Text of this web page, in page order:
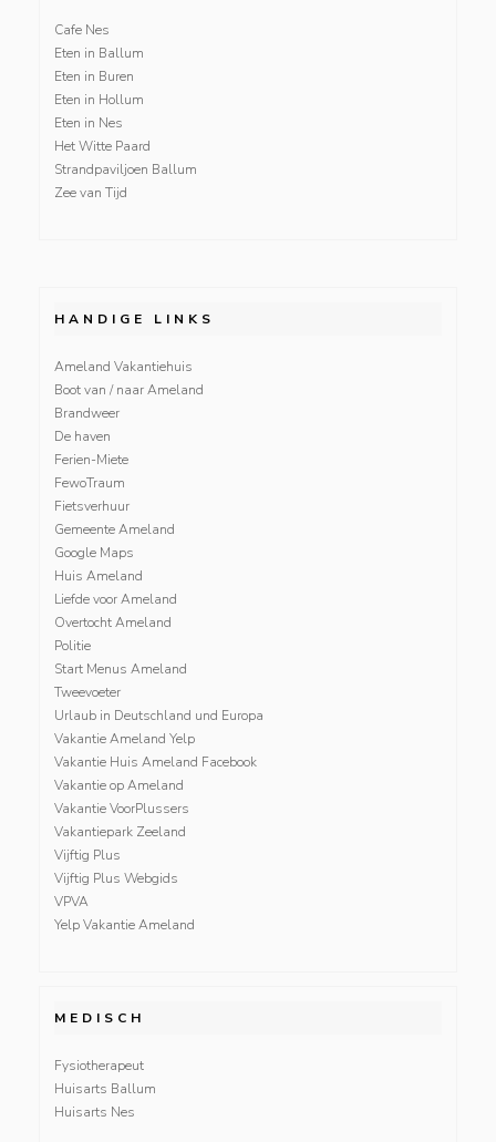
Cafe Nes
Eten in Ballum
Eten in Buren
Eten in Hollum
Eten in Nes
Het Witte Paard
Strandpaviljoen Ballum
Zee van Tijd
HANDIGE LINKS
Ameland Vakantiehuis
Boot van / naar Ameland
Brandweer
De haven
Ferien-Miete
FewoTraum
Fietsverhuur
Gemeente Ameland
Google Maps
Huis Ameland
Liefde voor Ameland
Overtocht Ameland
Politie
Start Menus Ameland
Tweevoeter
Urlaub in Deutschland und Europa
Vakantie Ameland Yelp
Vakantie Huis Ameland Facebook
Vakantie op Ameland
Vakantie VoorPlussers
Vakantiepark Zeeland
Vijftig Plus
Vijftig Plus Webgids
VPVA
Yelp Vakantie Ameland
MEDISCH
Fysiotherapeut
Huisarts Ballum
Huisarts Nes